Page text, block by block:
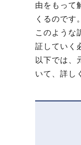
由をもって
くるのです。
このような
証していく
以下では、
いて、詳し